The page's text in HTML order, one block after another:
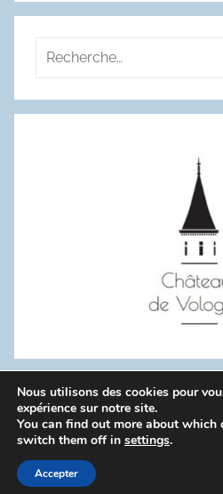
Recherche
:
WordPress Theme:
Politique de confidentialité
Nous utilisons des cookies pour
expérience sur notre site.
You can find out more about which
switch them off in settings.
Accepter